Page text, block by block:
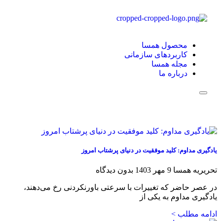
محصول همسا
کاربردهای سازمانی
مجله همسا
درباره ما
Hamburger Toggle Menu
یادگیری مداوم: کلید موفقیت در دنیای پرشتاب امروز
تحریریه همسا 9 مهر 1403 بدون دیدگاه
در عصر حاضر که تغییرات با سرعتی باورنکردنی رخ می‌دهند،
یادگیری مداوم به یکی از
ادامه مطلب >